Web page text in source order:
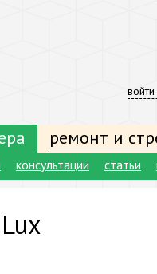
ремонт и
консультации статьи